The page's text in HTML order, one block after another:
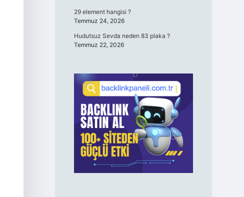
29 element hangisi ?
Temmuz 24, 2026
Hudutsuz Sevda neden 83 plaka ?
Temmuz 22, 2026